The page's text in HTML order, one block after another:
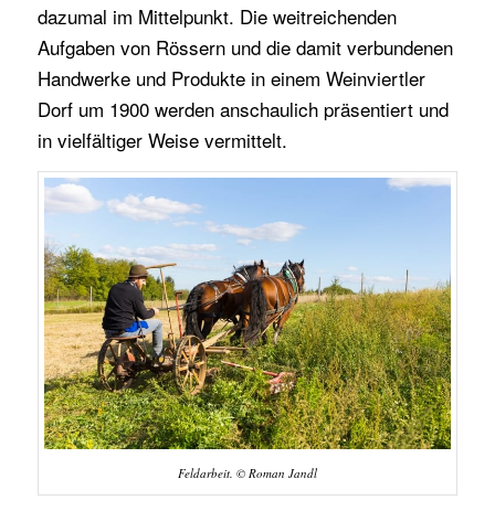
dazumal im Mittelpunkt. Die weitreichenden
Aufgaben von Rössern und die damit verbundenen
Handwerke und Produkte in einem Weinviertler
Dorf um 1900 werden anschaulich präsentiert und
in vielfältiger Weise vermittelt.
Feldarbeit. © Roman Jandl